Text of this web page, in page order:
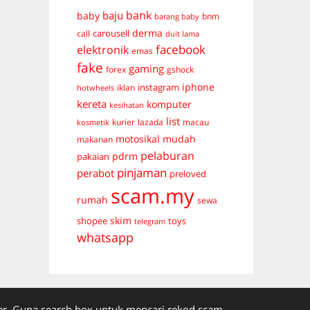
baby baju bank barang baby bnm
call carousell derma duit lama
elektronik emas facebook
fake forex gaming gshock
hotwheels iklan instagram iphone
kereta kesihatan komputer
kosmetik kurier lazada list macau
makanan motosikal mudah
pakaian pdrm pelaburan
perabot pinjaman preloved
rumah scam.my sewa
shopee skim telegram toys
whatsapp